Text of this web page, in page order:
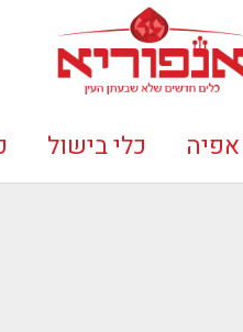
אפיה כלי בישול